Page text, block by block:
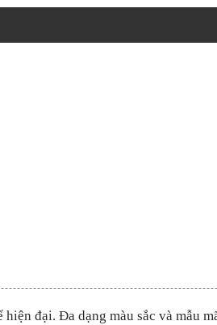
đại. Đa dạng màu sắc và mẫu